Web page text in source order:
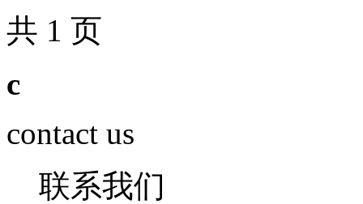
共 1 页
c
contact us
联系我们